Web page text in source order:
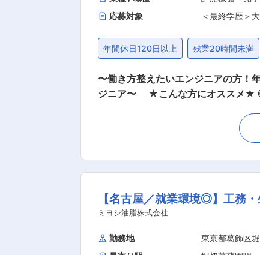
応募対象
＜最終学歴＞
年間休日120日以上 残業20時間未満
〜働き方整えたいエンジニアの方！
ジニア〜 ★こんな方にオススメ★ ◎仕事とプライベートを両立させたい方！ ◎エンジニアとしてキャリアアップをしたい方！ ◎業務の一部
愛知県＋静岡県＋北陸3県などへの
当と宿泊費の支給あり） ◎休日出勤：平均すると月1〜
は依頼を受けたメンテナンス対応ですが、
で先輩社員に同行して頂きながら仕
しています。 ■当社の強み ・特定顧客に特化しすきない堅実な経営や、高い技術力・営業力で、60年間連続黒字の安定的な業績を誇っていま
【名古屋／就業環境◎】工務
ミヨシ油脂株式会社
勤務地
東京都葛飾区